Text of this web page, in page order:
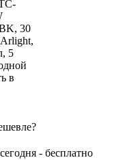
- бесплатно